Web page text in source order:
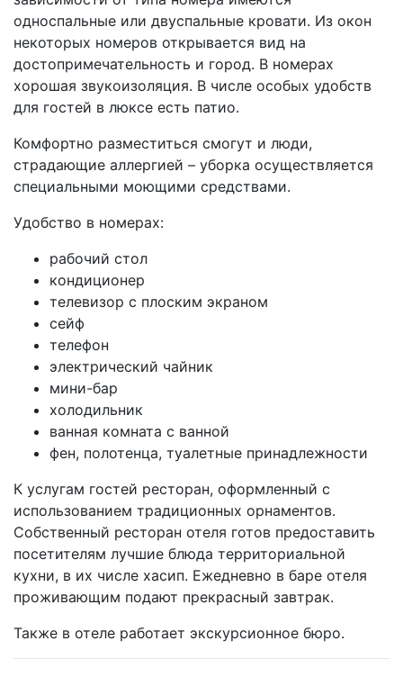
односпальные или двуспальные кровати. Из окон
некоторых номеров открывается вид на
достопримечательность и город. В номерах
хорошая звукоизоляция. В числе особых удобств
для гостей в люксе есть патио.
Комфортно разместиться смогут и люди,
страдающие аллергией – уборка осуществляется
специальными моющими средствами.
Удобство в номерах:
рабочий стол
кондиционер
телевизор с плоским экраном
сейф
телефон
электрический чайник
мини-бар
холодильник
ванная комната с ванной
фен, полотенца, туалетные принадлежности
К услугам гостей ресторан, оформленный с
использованием традиционных орнаментов.
Собственный ресторан отеля готов предоставить
посетителям лучшие блюда территориальной
кухни, в их числе хасип. Ежедневно в баре отеля
проживающим подают прекрасный завтрак.
Также в отеле работает экскурсионное бюро.